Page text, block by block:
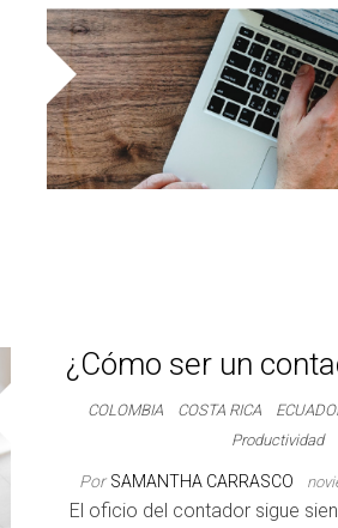
¿Cómo ser un
COLOMBIA COSTA RICA
Productividad
Por SAMANTHA CARRASCO
El oficio del contador sigue